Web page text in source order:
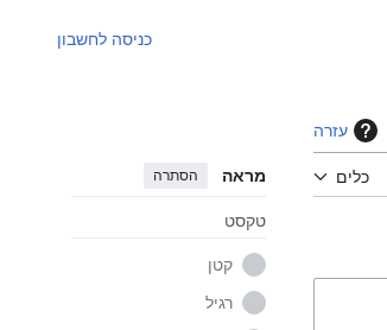
כניסה לחשבון
עזרה
כלים מראה הסתרה
טקסט
קטן
רגיל